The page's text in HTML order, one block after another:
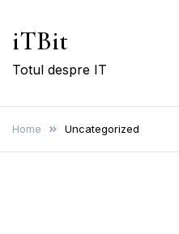
iTBit
Totul despre IT
Home Uncategorized